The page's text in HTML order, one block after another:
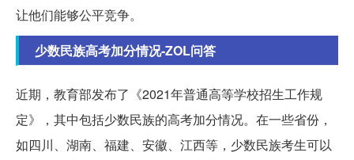
让他们能够公平竞争。
少数民族高考加分情况-ZOL问答
近期，教育部发布了《2021年普通高等学校招生工作规
定》，其中包括少数民族的高考加分情况。在一些省份，
如四川、湖南、福建、安徽、江西等，少数民族考生可以